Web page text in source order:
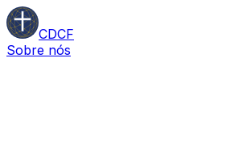
CDCF
Sobre nós